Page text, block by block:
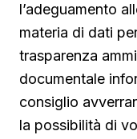
l’adeguamento
materia di dati
trasparenza
documentale
consiglio
la possibilità di